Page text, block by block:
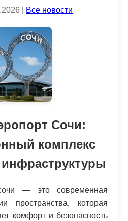
| Все новости
Сочи:
комплекс
— это современная
пространства, которая
комфорт и безопасность